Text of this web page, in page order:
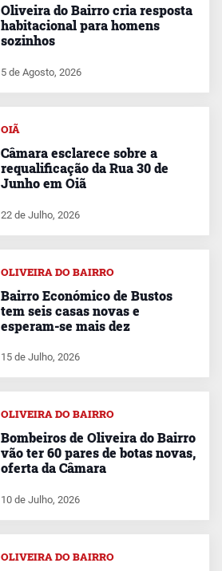
Oliveira do Bairro cria resposta
habitacional para homens
sozinhos
5 de Agosto, 2026
OIÃ
Câmara esclarece sobre a
requalificação da Rua 30 de
Junho em Oiã
22 de Julho, 2026
OLIVEIRA DO BAIRRO
Bairro Económico de Bustos
tem seis casas novas e
esperam-se mais dez
15 de Julho, 2026
OLIVEIRA DO BAIRRO
Bombeiros de Oliveira do Bairro
vão ter 60 pares de botas novas,
oferta da Câmara
10 de Julho, 2026
OLIVEIRA DO BAIRRO